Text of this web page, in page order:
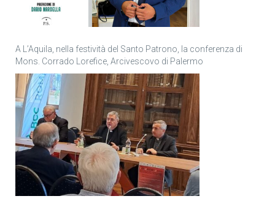
A L’Aquila, nella festività del Santo Patrono, la conferenza di
Mons. Corrado Lorefice, Arcivescovo di Palermo